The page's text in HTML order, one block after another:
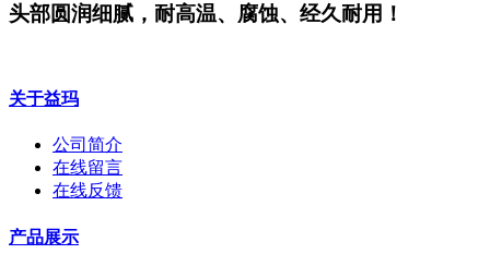
头部圆润细腻，耐高温、腐蚀、经久耐用！
关于益玛
公司简介
在线留言
在线反馈
产品展示